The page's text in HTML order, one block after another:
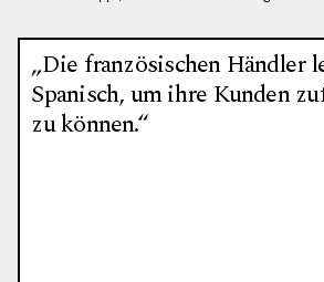
„Die französischen Händler
Spanisch, um ihre Kunden
zu können.“